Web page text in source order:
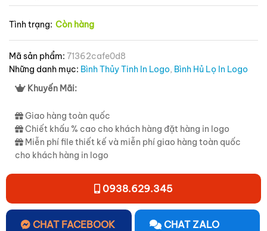
Tình trạng: Còn hàng
Mã sản phẩm: 71362cafe0d8
Những danh mục: Bình Thủy Tinh In Logo, Bình Hủ Lọ In Logo
Khuyến Mãi:
Giao hàng toàn quốc
Chiết khấu % cao cho khách hàng đặt hàng in logo
Miễn phí file thiết kế và miễn phí giao hàng toàn quốc
cho khách hàng in logo
0938.629.345
CHAT FACEBOOK CHAT ZALO